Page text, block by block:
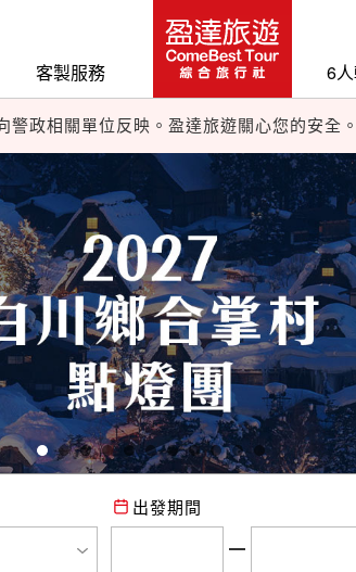
客製服務 6
最近詐騙事件層出不窮，盈達旅遊提醒您：
其他旅遊廠商的來電，尤其涉及帳號或匯款指
警政相關單位反映。盈達旅遊關心您的安全。
近詐騙事件層出不窮，盈達旅遊提醒您：
他旅遊廠商的來電，尤其涉及帳號或匯款
警政相關單位反映。盈達旅遊關心您的安全
出發期間